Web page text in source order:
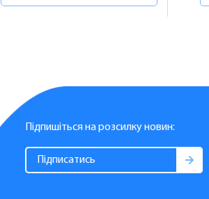
Підпишіться на розсилку новин: